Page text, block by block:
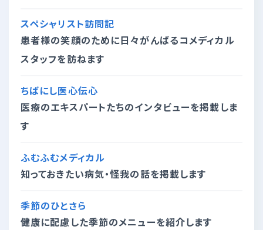
スペシャリスト訪問記
患者様の笑顔のために日々がんばるコメディカル
スタッフを訪ねます
ちばにし医心伝心
医療のエキスパートたちのインタビューを掲載しま
す
ふむふむメディカル
知っておきたい病気・怪我の話を掲載します
季節のひとさら
健康に配慮した季節のメニューを紹介します